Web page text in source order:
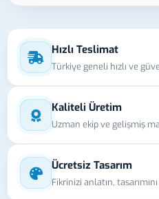
Hızlı Teslimat
Türkiye geneli hızlı ve
Kaliteli Üretim
Uzman ekip ve gelişmiş
Ücretsiz Tasarım
Fikrinizi anlatın,